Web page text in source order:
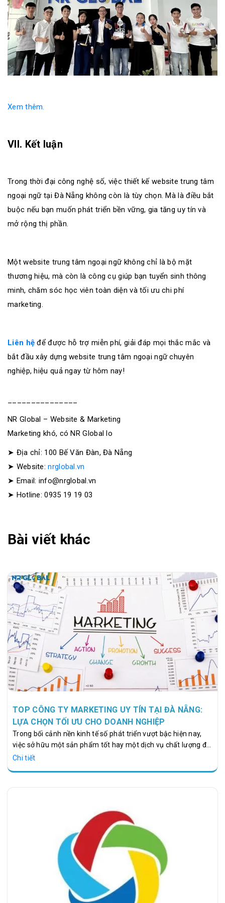
Xem thêm.
VII. Kết luận
Trong thời đại công nghệ số, việc thiết kế website trung tâm
ngoại ngữ tại Đà Nẵng không còn là tùy chọn. Mà là điều bắt
buộc nếu bạn muốn phát triển bền vững, gia tăng uy tín và
mở rộng thị phần.
Một website trung tâm ngoại ngữ không chỉ là bộ mặt
thương hiệu, mà còn là công cụ giúp bạn tuyển sinh thông
minh, chăm sóc học viên toàn diện và tối ưu chi phí
marketing.
Liên hệ để được hỗ trợ miễn phí, giải đáp mọi thắc mắc và
bắt đầu xây dựng website trung tâm ngoại ngữ chuyên
nghiệp, hiệu quả ngay từ hôm nay!
NR Global – Website & Marketing
Marketing khó, có NR Global lo
➤ Địa chỉ: 100 Bế Văn Đàn, Đà Nẵng
➤ Website:nrglobal.vn
➤ Email: info@nrglobal.vn
➤ Hotline: 0935 19 19 03
Bài viết khác
TOP CÔNG TY MARKETING UY TÍN TẠI ĐÀ NẴNG:
LỰA CHỌN TỐI ƯU CHO DOANH NGHIỆP
Trong bối cảnh nền kinh tế số phát triển vượt bậc hiện nay,
việc sở hữu một sản phẩm tốt hay một dịch vụ chất lượng đã
không còn là yếu tố duy nhất đảm bảo cho sự thành công
chứng kiến sự bùng nổ mạnh mẽ của làn sóng chuyển đổi…
Chi tiết